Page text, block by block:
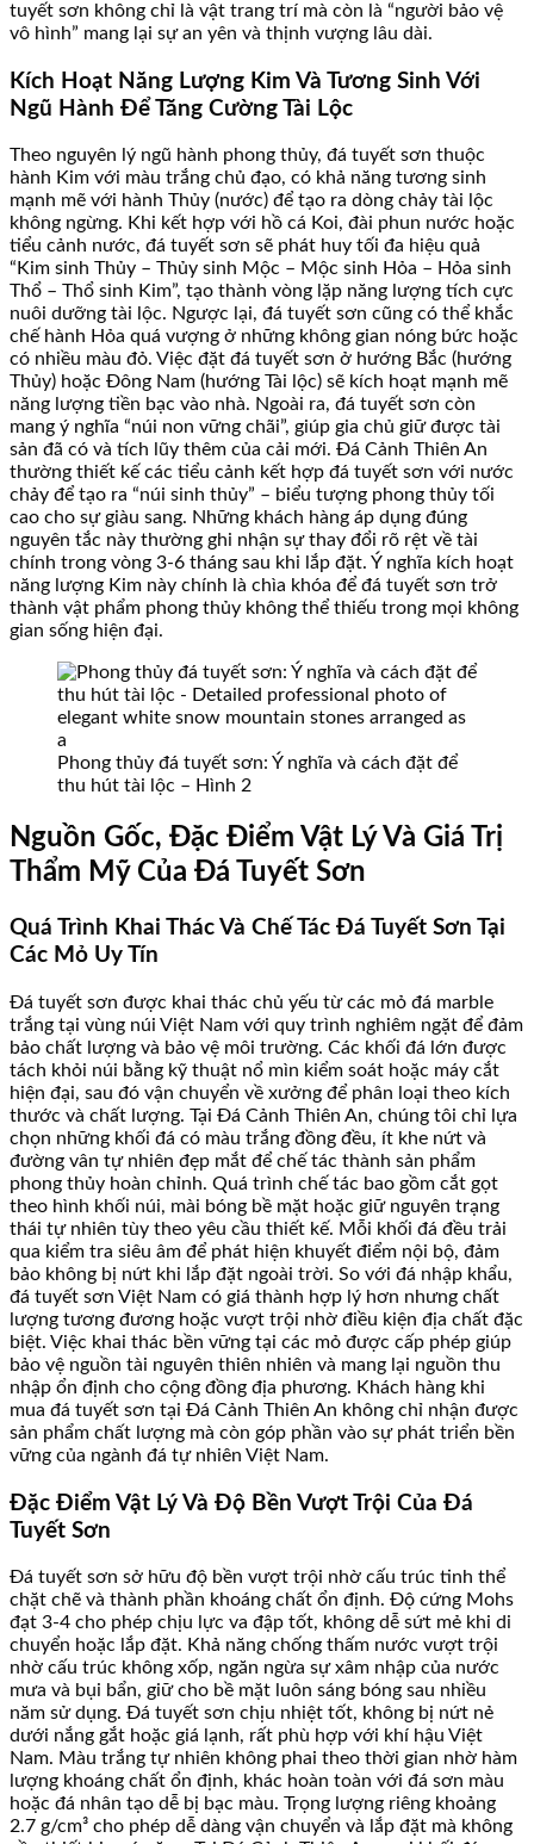
tuyết sơn không chỉ là vật trang trí mà còn là “người bảo vệ
vô hình” mang lại sự an yên và thịnh vượng lâu dài.
Kích Hoạt Năng Lượng Kim Và Tương Sinh Với
Ngũ Hành Để Tăng Cường Tài Lộc
Theo nguyên lý ngũ hành phong thủy, đá tuyết sơn thuộc
hành Kim với màu trắng chủ đạo, có khả năng tương sinh
mạnh mẽ với hành Thủy (nước) để tạo ra dòng chảy tài lộc
không ngừng. Khi kết hợp với hồ cá Koi, đài phun nước hoặc
tiểu cảnh nước, đá tuyết sơn sẽ phát huy tối đa hiệu quả
“Kim sinh Thủy – Thủy sinh Mộc – Mộc sinh Hỏa – Hỏa sinh
Thổ – Thổ sinh Kim”, tạo thành vòng lặp năng lượng tích cực
nuôi dưỡng tài lộc. Ngược lại, đá tuyết sơn cũng có thể khắc
chế hành Hỏa quá vượng ở những không gian nóng bức hoặc
có nhiều màu đỏ. Việc đặt đá tuyết sơn ở hướng Bắc (hướng
Thủy) hoặc Đông Nam (hướng Tài lộc) sẽ kích hoạt mạnh mẽ
năng lượng tiền bạc vào nhà. Ngoài ra, đá tuyết sơn còn
mang ý nghĩa “núi non vững chãi”, giúp gia chủ giữ được tài
sản đã có và tích lũy thêm của cải mới. Đá Cảnh Thiên An
thường thiết kế các tiểu cảnh kết hợp đá tuyết sơn với nước
chảy để tạo ra “núi sinh thủy” – biểu tượng phong thủy tối
cao cho sự giàu sang. Những khách hàng áp dụng đúng
nguyên tắc này thường ghi nhận sự thay đổi rõ rệt về tài
chính trong vòng 3-6 tháng sau khi lắp đặt. Ý nghĩa kích hoạt
năng lượng Kim này chính là chìa khóa để đá tuyết sơn trở
thành vật phẩm phong thủy không thể thiếu trong mọi không
gian sống hiện đại.
Phong thủy đá tuyết sơn: Ý nghĩa và cách đặt để
thu hút tài lộc – Hình 2
Nguồn Gốc, Đặc Điểm Vật Lý Và Giá Trị
Thẩm Mỹ Của Đá Tuyết Sơn
Quá Trình Khai Thác Và Chế Tác Đá Tuyết Sơn Tại
Các Mỏ Uy Tín
Đá tuyết sơn được khai thác chủ yếu từ các mỏ đá marble
trắng tại vùng núi Việt Nam với quy trình nghiêm ngặt để đảm
bảo chất lượng và bảo vệ môi trường. Các khối đá lớn được
tách khỏi núi bằng kỹ thuật nổ mìn kiểm soát hoặc máy cắt
hiện đại, sau đó vận chuyển về xưởng để phân loại theo kích
thước và chất lượng. Tại Đá Cảnh Thiên An, chúng tôi chỉ lựa
chọn những khối đá có màu trắng đồng đều, ít khe nứt và
đường vân tự nhiên đẹp mắt để chế tác thành sản phẩm
phong thủy hoàn chỉnh. Quá trình chế tác bao gồm cắt gọt
theo hình khối núi, mài bóng bề mặt hoặc giữ nguyên trạng
thái tự nhiên tùy theo yêu cầu thiết kế. Mỗi khối đá đều trải
qua kiểm tra siêu âm để phát hiện khuyết điểm nội bộ, đảm
bảo không bị nứt khi lắp đặt ngoài trời. So với đá nhập khẩu,
đá tuyết sơn Việt Nam có giá thành hợp lý hơn nhưng chất
lượng tương đương hoặc vượt trội nhờ điều kiện địa chất đặc
biệt. Việc khai thác bền vững tại các mỏ được cấp phép giúp
bảo vệ nguồn tài nguyên thiên nhiên và mang lại nguồn thu
nhập ổn định cho cộng đồng địa phương. Khách hàng khi
mua đá tuyết sơn tại Đá Cảnh Thiên An không chỉ nhận được
sản phẩm chất lượng mà còn góp phần vào sự phát triển bền
vững của ngành đá tự nhiên Việt Nam.
Đặc Điểm Vật Lý Và Độ Bền Vượt Trội Của Đá
Tuyết Sơn
Đá tuyết sơn sở hữu độ bền vượt trội nhờ cấu trúc tinh thể
chặt chẽ và thành phần khoáng chất ổn định. Độ cứng Mohs
đạt 3-4 cho phép chịu lực va đập tốt, không dễ sứt mẻ khi di
chuyển hoặc lắp đặt. Khả năng chống thấm nước vượt trội
nhờ cấu trúc không xốp, ngăn ngừa sự xâm nhập của nước
mưa và bụi bẩn, giữ cho bề mặt luôn sáng bóng sau nhiều
năm sử dụng. Đá tuyết sơn chịu nhiệt tốt, không bị nứt nẻ
dưới nắng gắt hoặc giá lạnh, rất phù hợp với khí hậu Việt
Nam. Màu trắng tự nhiên không phai theo thời gian nhờ hàm
lượng khoáng chất ổn định, khác hoàn toàn với đá sơn màu
hoặc đá nhân tạo dễ bị bạc màu. Trọng lượng riêng khoảng
2.7 g/cm³ cho phép dễ dàng vận chuyển và lắp đặt mà không